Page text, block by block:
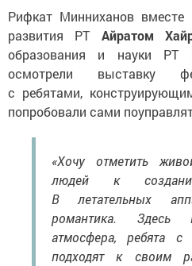
Рифкат Минниханов
развития РТ Айратом
образования и науки РТ
осмотрели выставку
с ребятами,
попробовали сами
«Хочу отметить
людей к
В летательных
романтика. Здесь
атмосфера, ребята
подходят к своим